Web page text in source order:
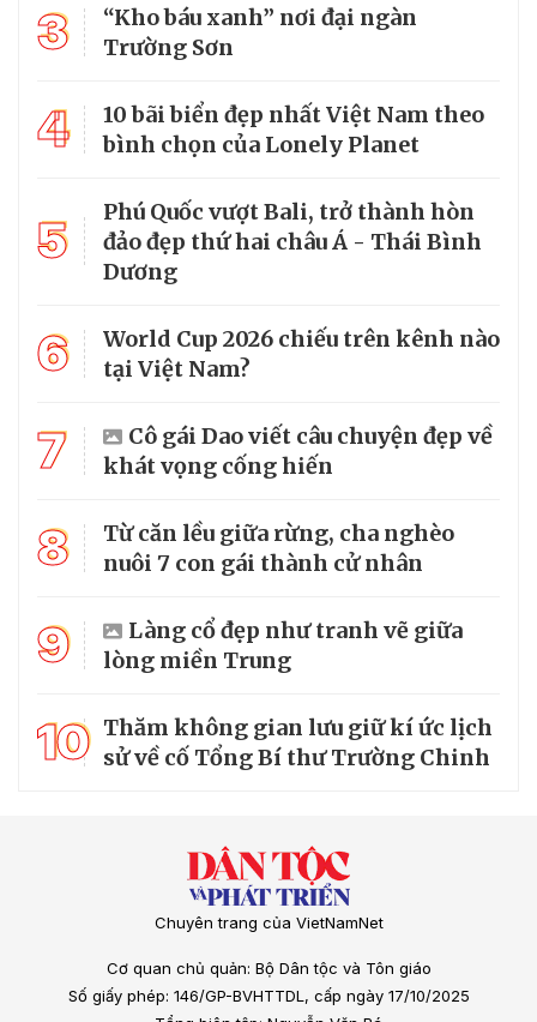
3
“Kho báu xanh” nơi đại ngàn
Trường Sơn
4
10 bãi biển đẹp nhất Việt Nam theo
bình chọn của Lonely Planet
5
Phú Quốc vượt Bali, trở thành hòn
đảo đẹp thứ hai châu Á - Thái Bình
Dương
6
World Cup 2026 chiếu trên kênh nào
tại Việt Nam?
7
Cô gái Dao viết câu chuyện đẹp về
khát vọng cống hiến
8
Từ căn lều giữa rừng, cha nghèo
nuôi 7 con gái thành cử nhân
9
Làng cổ đẹp như tranh vẽ giữa
lòng miền Trung
10 Thăm không gian lưu giữ kí ức lịch
sử về cố Tổng Bí thư Trường Chinh
Chuyên trang của VietNamNet
Cơ quan chủ quản: Bộ Dân tộc và Tôn giáo
Số giấy phép: 146/GP-BVHTTDL, cấp ngày 17/10/2025